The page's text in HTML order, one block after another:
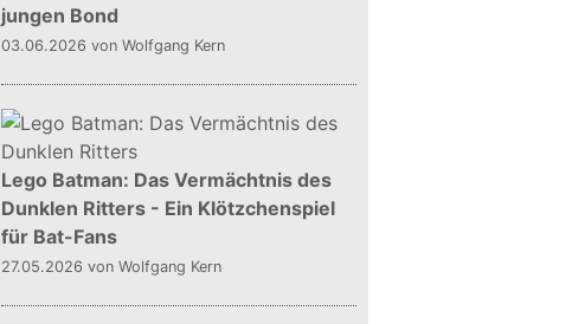
jungen Bond
03.06.2026 von Wolfgang Kern
Lego Batman: Das Vermächtnis des
Dunklen Ritters - Ein Klötzchenspiel
für Bat-Fans
27.05.2026 von Wolfgang Kern